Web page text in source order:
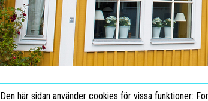
Den här sidan använder cookies för vissa funktioner: